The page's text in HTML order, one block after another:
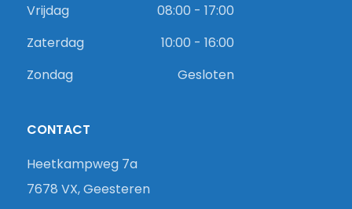
Vrijdag
08:00 - 17:00
Zaterdag
10:00 - 16:00
Zondag
Gesloten
CONTACT
Heetkampweg 7a
7678 VX, Geesteren